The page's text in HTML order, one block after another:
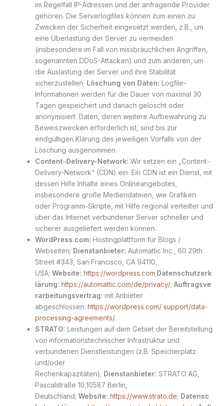
im Regelfall IP-Adressen und der anfragende Provider
gehören. Die Serverlogfiles können zum einen zu
Zwecken der Sicherheit eingesetzt werden, z.B., um
eine Überlastung der Server zu vermeiden
(insbesondere im Fall von missbräuchlichen Angriffen,
sogenannten DDoS-Attacken) und zum anderen, um
die Auslastung der Server und ihre Stabilität
sicherzustellen; Löschung von Daten: Logfile-
Informationen werden für die Dauer von maximal 30
Tagen gespeichert und danach gelöscht oder
anonymisiert. Daten, deren weitere Aufbewahrung zu
Beweiszwecken erforderlich ist, sind bis zur
endgültigen Klärung des jeweiligen Vorfalls von der
Löschung ausgenommen.
Content-Delivery-Network: Wir setzen ein „Content-
Delivery-Network“ (CDN) ein. Ein CDN ist ein Dienst, mit
dessen Hilfe Inhalte eines Onlineangebotes,
insbesondere große Mediendateien, wie Grafiken
oder Programm-Skripte, mit Hilfe regional verteilter und
über das Internet verbundener Server schneller und
sicherer ausgeliefert werden können.
WordPress.com: Hostingplattform für Blogs /
Webseiten; Dienstanbieter: Automattic Inc., 60 29th
Street #343, San Francisco, CA 94110,
USA; Website: https://wordpress.com;Datenschutzerk
lärung: https://automattic.com/de/privacy/; Auftragsve
rarbeitungsvertrag: mit Anbieter
abgeschlossen: https://wordpress.com/ support/data-
processing-agreements/.
STRATO: Leistungen auf dem Gebiet der Bereitstellung
von informationstechnischer Infrastruktur und
verbundenen Dienstleistungen (z.B. Speicherplatz
und/oder
Rechenkapazitäten); Dienstanbieter: STRATO AG,
Pascalstraße 10,10587 Berlin,
Deutschland; Website: https://www.strato.de; Datensc